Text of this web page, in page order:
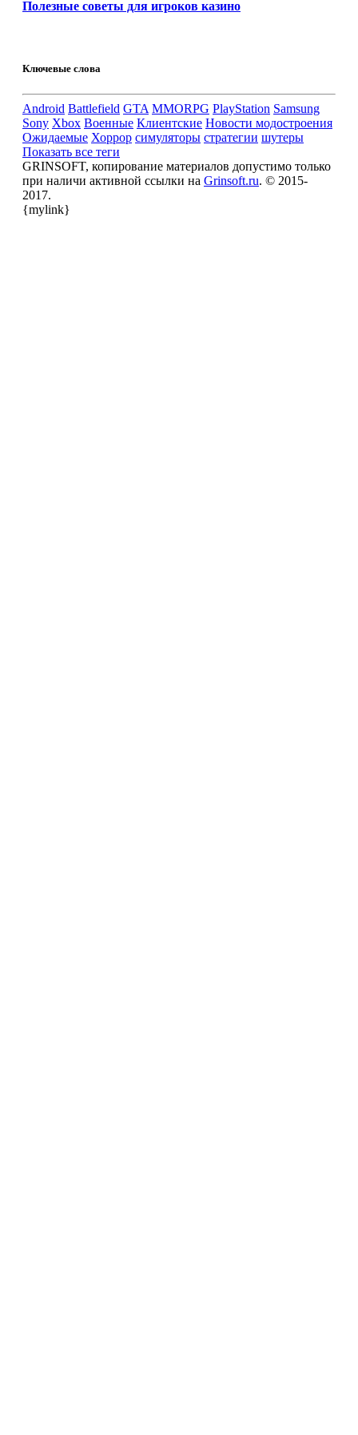
Полезные советы для игроков казино
Ключевые слова
Android Battlefield GTA MMORPG PlayStation Samsung
Sony Xbox Военные Клиентские Новости модостроения
Ожидаемые Хоррор симуляторы стратегии шутеры
Показать все теги
GRINSOFT, копирование материалов допустимо только
при наличи активной ссылки на Grinsoft.ru. © 2015-
2017.
{mylink}